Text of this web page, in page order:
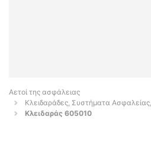
Αετοί της ασφάλειας
Κλειδαράδες, Συστήματα
Κλειδαράς 605010